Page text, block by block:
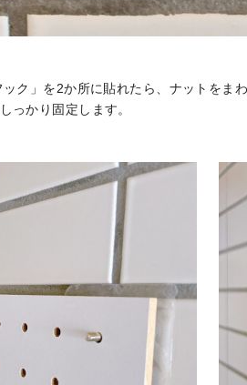
ク」を2か所に貼れたら、ナットをま
っかり固定します。